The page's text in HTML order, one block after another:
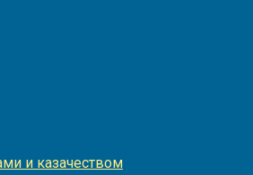
и казачеством